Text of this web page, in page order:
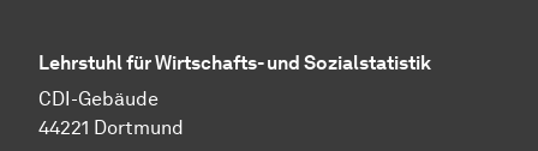
Lehrstuhl für Wirtschafts- und Sozialstatistik
CDI-Gebäude
44221 Dortmund